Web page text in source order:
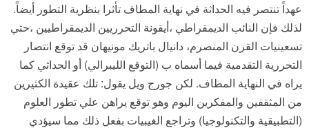
عهداً تنتصر فيه الحداثة في نهاية المطاف تأثرا بنظرية التطور أيضاً.
لذلك فإن النائب الديمقراطي ،أيقونة التحرريين الديمقراطيين ،حتي
تسعينيات القرن المنصرم، دانيال باتريك مونيهان قد توقع انتصار
التحررية التقدمية فيما أسماه ب (التوقع الليبرالي) أو الحداثي كما
يراه في النهاية المطاف. لكن جورج ويل يقول: تلك عقيدة الكثيرين
من المثقفين والمفكرين اليوم وهو توقع يراهن علي تطور العلوم
(التطبيقية والتكنولوجيا) وتراجع الغيبيات بفعل ذلك مما سيؤدي